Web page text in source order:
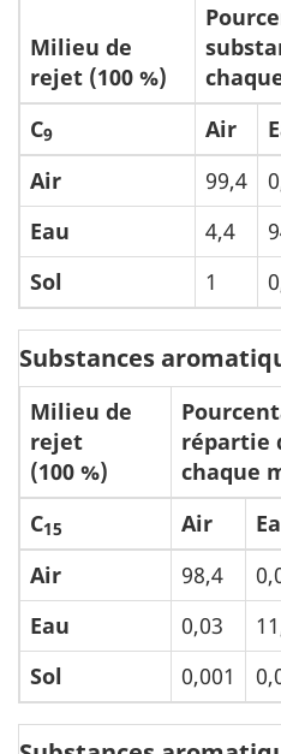
Milieu de
rejet (100 %)
C9 Air
Air
99,4
Eau
4,4
Sol
1
Substances
Milieu de
rejet
(100 %)
répartie
chaque
C15 Air
Air
98,4
Eau
0,03
Sol
0,001